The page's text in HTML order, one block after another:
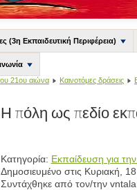
(3η Εκπαιδευτική Περιφέρεια)
21ου αιώνα Καινοτόμες δράσεις
Η πόλη ως πεδίο
Κατηγορία: Εκπαίδευση για την
Δημοσιευμένο στις Κυριακή,
Συντάχθηκε από τον/την vntala